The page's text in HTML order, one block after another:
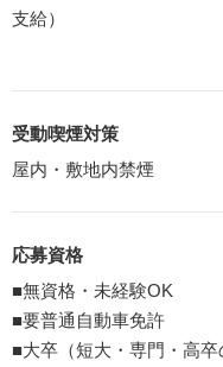
支給）
受動喫煙対策
屋内・敷地内禁煙
応募資格
■無資格・未経験OK
■要普通自動車免許
■大卒（短大・専門・高卒